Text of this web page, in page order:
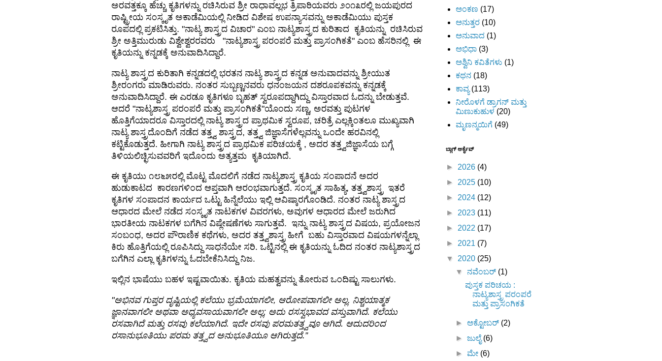
ಅರವತ್ತಕ್ಕೂ ಹೆಚ್ಚು ಕೃತಿಗಳನ್ನು ರಚಿಸಿರುವ ಶ್ರೀ ರಾಧಾವಲ್ಲಭ ತ್ರಿಪಾಠಿಯವರು ೨೦೧೩ರಲ್ಲಿ ಜಯಪುರದ
ರಾಷ್ಟ್ರೀಯ ಸಂಸ್ಕೃತ ಅಕಾಡೆಮಿಯಲ್ಲಿ ನೀಡಿದ ವಿಶೇಷ ಉಪನ್ಯಾಸವನ್ನು ಅಕಾಡೆಮಿಯು ಪುಸ್ತಕ
ರೂಪದಲ್ಲಿ ಪ್ರಕಟಿಸಿತ್ತು. "ನಾಟ್ಯ ಶಾಸ್ತ್ರದ ವಿಚಾರ" ಎಂಬ ನಾಟ್ಯಶಾಸ್ತ್ರದ ಕುರಿತಾದ ಕೃತಿಯನ್ನು ರಚಿಸಿರುವ
ಶ್ರೀ ಅತ್ತಿಮುರುಡು ವಿಶ್ವೇಶ್ವರರವರು "ನಾಟ್ಯಶಾಸ್ತ್ರ ಪರಂಪರೆ ಮತ್ತು ಪ್ರಾಸಂಗಿಕತೆ" ಎಂಬ ಹೆಸರಿನಲ್ಲಿ ಈ
ಕೃತಿಯನ್ನು ಕನ್ನಡಕ್ಕೆ ಅನುವಾದಿಸಿದ್ದಾರೆ.
ನಾಟ್ಯ ಶಾಸ್ತ್ರದ ಕುರಿತಾಗಿ ಕನ್ನಡದಲ್ಲಿ ಭರತನ ನಾಟ್ಯ ಶಾಸ್ತ್ರದ ಕನ್ನಡ ಅನುವಾದವನ್ನು ಶ್ರೀಯುತ
ಶ್ರೀರಂಗರು ಮಾಡಿರುವರು. ನಂತರ ಸುಬ್ಬಣ್ಣನವರು ಧನಂಜಯನ ದಶರೂಪಕವನ್ನು ಕನ್ನಡಕ್ಕೆ
ಅನುವಾದಿಸಿದ್ದಾರೆ. ಈ ಎರಡೂ ಕೃತಿಗಳೂ ಬೃಹತ್ ಸ್ವರೂಪದ್ದಾಗಿದ್ದು ವಿಸ್ತಾರವಾದ ಓದನ್ನು ಬೇಡುತ್ತವೆ.
ಆದರೆ "ನಾಟ್ಯಶಾಸ್ತ್ರ ಪರಂಪರೆ ಮತ್ತು ಪ್ರಾಸಂಗಿಕತೆ"ಯೊಂದು ಸಣ್ಣ, ಅರವತ್ತು ಪುಟಗಳ
ಹೊತ್ತಿಗೆಯಾದರೂ ವಿಸ್ತಾರದಲ್ಲಿ ನಾಟ್ಯ ಶಾಸ್ತ್ರದ ಪ್ರಾಥಮಿಕ ಸ್ವರೂಪ, ಚರಿತ್ರೆ ಎಲ್ಲಕ್ಕಿಂತಲೂ ಮುಖ್ಯವಾಗಿ
ನಾಟ್ಯ ಶಾಸ್ತ್ರದೊಂದಿಗೆ ನಡೆದ ತತ್ತ್ವ ಶಾಸ್ತ್ರದ, ತತ್ತ್ವ ಜಿಜ್ಞಾಸೆಗಳೆಲ್ಲವನ್ನು ಒಂದೇ ಹರವಿನಲ್ಲಿ
ಕಟ್ಟಿಕೊಡುತ್ತದೆ. ಹೀಗಾಗಿ ನಾಟ್ಯ ಶಾಸ್ತ್ರದ ಪ್ರಾಥಮಿಕ ಪರಿಚಯಕ್ಕೆ , ಅದರ ತತ್ತ್ವಜಿಜ್ಞಾಸೆಯ ಬಗ್ಗೆ
ತಿಳಿಯಲಿಚ್ಛಿಸುವವರಿಗೆ ಇದೊಂದು ಅತ್ಯತ್ತಮ ಕೃತಿಯಾಗಿದೆ.
ಈ ಕೃತಿಯು ೧೮೬೫ರಲ್ಲಿ ಮೊಟ್ಟ ಮೊದಲಿಗೆ ನಡೆದ ನಾಟ್ಯಶಾಸ್ತ್ರ ಕೃತಿಯ ಸಂಪಾದನೆ ಅದರ
ಹುಡುಕಾಟದ ಕಾರಣಗಳಿಂದ ಆಪ್ತವಾಗಿ ಆರಂಭವಾಗುತ್ತದೆ. ಸಂಸ್ಕೃತ ಸಾಹಿತ್ಯ, ತತ್ತ್ವಶಾಸ್ತ್ರ ಇತರೆ
ಕೃತಿಗಳ ಸಂಪಾದನ ಕಾರ್ಯದ ಒಟ್ಟು ಹಿನ್ನೆಲೆಯು ಇಲ್ಲಿ ಆವಿಷ್ಕಾರಗೊಂಡಿದೆ. ನಂತರ ನಾಟ್ಯ ಶಾಸ್ತ್ರದ
ಆಧಾರದ ಮೇಲೆ ನಡೆದ ಸಂಸ್ಕೃತ ನಾಟಕಗಳ ವಿವರಗಳು, ಅವುಗಳ ಆಧಾರದ ಮೇಲೆ ಜರುಗಿದ
ಭಾರತೀಯ ನಾಟಕಗಳ ಬಗೆಗಿನ ವಿಷ್ಲೇಷಣೆಗಳು ಸಾಗುತ್ತವೆ. ಇನ್ನು ನಾಟ್ಯ ಶಾಸ್ತ್ರದ ವಿಷಯ, ಪ್ರಯೋಜನ
ಸಂಬಂಧ, ಅದರ ಪೌರಾಣಿಕ ಕಥೆಗಳು, ಅದರ ತತ್ತ್ವಶಾಸ್ತ್ರ ಹೀಗೆ ಬಹು ವಿಸ್ತಾರವಾದ ವಿಷಯಗಳನ್ನೆಲ್ಲಾ
ಕಿರು ಹೊತ್ತಿಗೆಯಲ್ಲಿ ರೂಪಿಸಿದ್ದು ಸಾಧನೆಯೇ ಸರಿ. ಒಟ್ಟಿನಲ್ಲಿ ಈ ಕೃತಿಯನ್ನು ಓದಿದ ನಂತರ ನಾಟ್ಯಶಾಸ್ತ್ರದ
ಬಗೆಗಿನ ಎಲ್ಲಾ ಕೃತಿಗಳನ್ನು ಓದಬೇಕೆನಿಸಿದ್ದು ನಿಜ.
ಇಲ್ಲಿನ ಭಾಷೆಯು ಬಹಳ ಇಷ್ಟವಾಯಿತು. ಕೃತಿಯ ಮಹತ್ವವನ್ನು ತೋರುವ ಒಂದಿಷ್ಟು ಸಾಲುಗಳು.
"ಅಭಿನವ ಗುಪ್ತರ ದೃಷ್ಟಿಯಲ್ಲಿ ಕಲೆಯು ಭ್ರಮೆಯಾಗಲೀ, ಆರೋಪವಾಗಲೀ ಅಲ್ಲ. ನಿಶ್ಚಯಾತ್ಮಕ
ಜ್ಞಾನವಾಗಲೀ ಅಥವಾ ಅಧ್ಯವಸಾಯವಾಗಲೀ ಅಲ್ಲ; ಅದು ರಸಸ್ವಭಾವದ ವಸ್ತುವಾಗಿದೆ. ಕಲೆಯು
ರಸವಾಗಿದೆ ಮತ್ತು ರಸವು ಕಲೆಯಾಗಿದೆ. ಇದೇ ರಸವು ಪರಮತತ್ತ್ವವೂ ಆಗಿದೆ. ಆದುದರಿಂದ
ರಸಾನುಭೂತಿಯು ಪರಮ ತತ್ತ್ವದ ಅನುಭೂತಿಯೂ ಆಗಿರುತ್ತದೆ.”
ಅಂಕಣ (17)
ಅನುತ್ತರ (10)
ಅನುವಾದ (1)
ಅಭಿಧಾ (3)
ಅಶ್ವಿನಿ ಕವಿತೆಗಳು (1)
ಕಥನ (18)
ಕಾವ್ಯ (113)
ನೀರೊಳಗೆ ಡ್ರಾಗನ್ ಮತ್ತು
ಮಿಣುಕುಹುಳ (20)
ಮೃಣನ್ಮಯಿಗೆ (49)
ಬ್ಲಾಗ್ ಆರ್ಕೈವ್
► 2026 (4)
► 2025 (10)
► 2024 (12)
► 2023 (11)
► 2022 (17)
► 2021 (7)
▼ 2020 (25)
▼ ನವೆಂಬರ್ (1)
ಪುಸ್ತಕ ಪರಿಚಯ :
ನಾಟ್ಯಶಾಸ್ತ್ರ ಪರಂಪರೆ
ಮತ್ತು ಪ್ರಾಸಂಗಿಕತೆ
► ಅಕ್ಟೋಬರ್ (2)
► ಜುಲೈ(6)
► ಮೇ (6)